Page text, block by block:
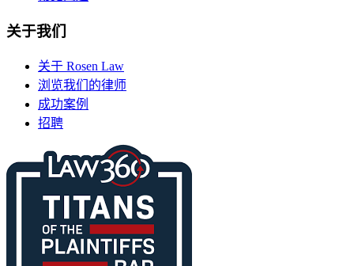
关于我们
关于 Rosen Law
浏览我们的律师
成功案例
招聘